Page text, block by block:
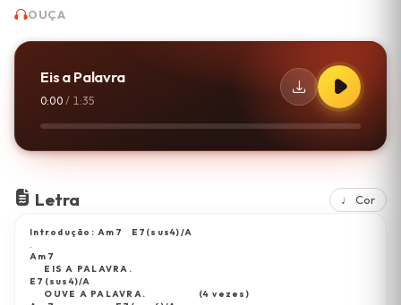
OUÇA
Eis a Palavra
0:00 / 1:35
Letra ♩ Cor
Introdução: Am7   E7(sus4)/A
Am7
EIS A PALAVRA.
E7(sus4)/A
OUVE A PALAVRA.
(4 vezes)